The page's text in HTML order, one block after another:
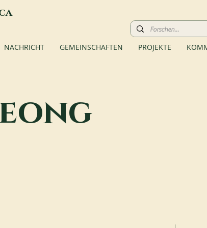
NACHRICHT GEMEINSCHAFTEN PROJEKTE